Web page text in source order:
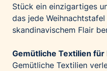
Stück ein einzigartiges
das jede
skandinavischem Flair
Gemütliche Textilien
Gemütliche Textilien